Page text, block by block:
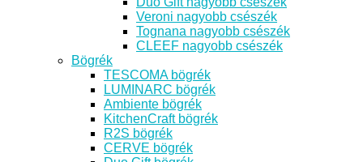
Veroni nagyobb csészék
Tognana nagyobb csészék
CLEEF nagyobb csészék
Bögrék
TESCOMA bögrék
LUMINARC bögrék
Ambiente bögrék
KitchenCraft bögrék
R2S bögrék
CERVE bögrék